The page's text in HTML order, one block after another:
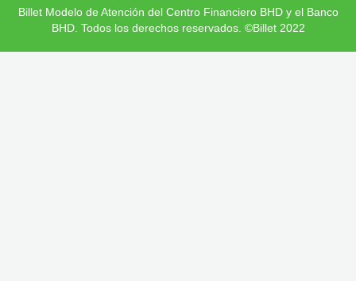
Billet Modelo de Atención del Centro Financiero BHD y el Banco
BHD. Todos los derechos reservados. ©Billet 2022